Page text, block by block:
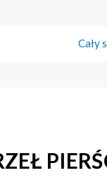
Cały